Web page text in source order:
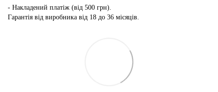
- Накладений платіж (від 500 грн).
Гарантія від виробника від 18 до 36 місяців.